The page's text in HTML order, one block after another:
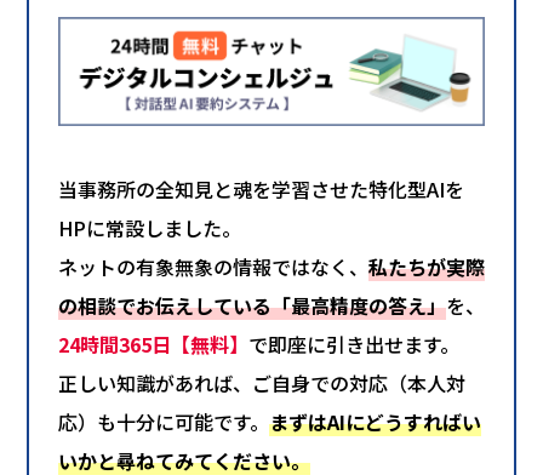
当事務所の全知見と魂を学習させた特化型AIを
HPに常設しました。
ネットの有象無象の情報ではなく、 私たちが実際
の相談でお伝えしている「最高精度の答え」を、
24時間365日【無料】 で即座に引き出せます。
正しい知識があれば、ご自身での対応（本人対
応）も十分に可能です。 まずはAIにどうすればい
いかと尋ねてみてください。